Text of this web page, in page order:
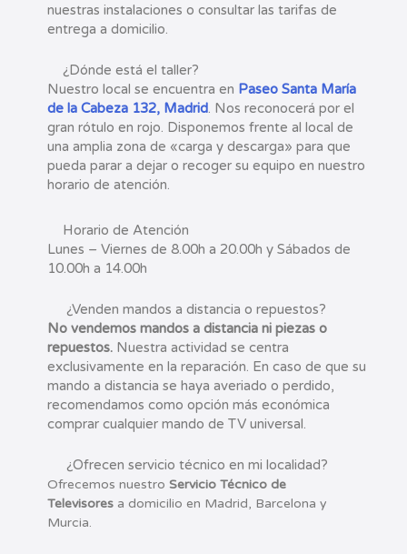
nuestras instalaciones o consultar las tarifas de
entrega a domicilio.
¿Dónde está el taller?
Nuestro local se encuentra en Paseo Santa María
de la Cabeza 132, Madrid. Nos reconocerá por el
gran rótulo en rojo. Disponemos frente al local de
una amplia zona de «carga y descarga» para que
pueda parar a dejar o recoger su equipo en nuestro
horario de atención.
Horario de Atención
Lunes – Viernes de 8.00h a 20.00h y Sábados de
10.00h a 14.00h
¿Venden mandos a distancia o repuestos?
No vendemos mandos a distancia ni piezas o
repuestos. Nuestra actividad se centra
exclusivamente en la reparación. En caso de que su
mando a distancia se haya averiado o perdido,
recomendamos como opción más económica
comprar cualquier mando de TV universal.
¿Ofrecen servicio técnico en mi localidad?
Ofrecemos nuestro Servicio Técnico de
Televisores a domicilio en Madrid, Barcelona y
Murcia.